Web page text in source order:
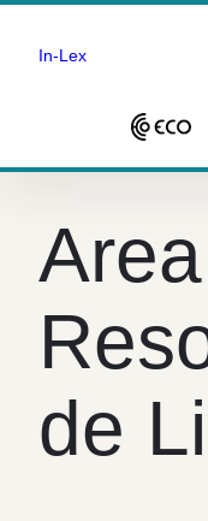
Saltar
conteúdo
In-Lex
de